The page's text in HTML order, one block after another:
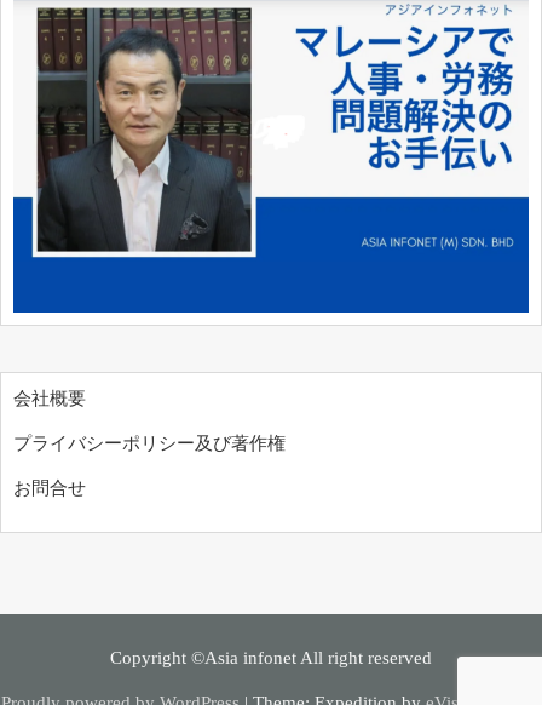
会社概要
プライバシーポリシー及び著作権
お問合せ
Copyright ©Asia infonet All right reserved